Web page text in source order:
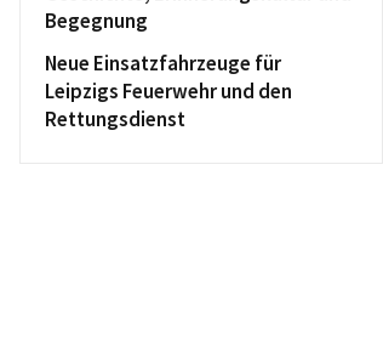
Begegnung
Neue Einsatzfahrzeuge für
Leipzigs Feuerwehr und den
Rettungsdienst